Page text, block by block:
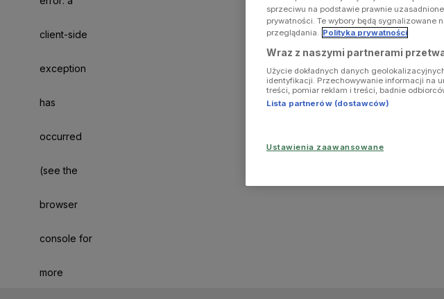
client-side
exception
has
occurred
(see the
browser
console for
more
sprzeciwu na podstawie prawnie
prywatności. Te wybory będą sygnalizowane
przeglądania. Polityka prywatności
Wraz z naszymi partnerami
Użycie dokładnych danych
identyfikacji. Przechowywanie informacji na
treści, pomiar reklam i treści, badnie
Lista partnerów (dostawców)
Ustawienia zaawansowane